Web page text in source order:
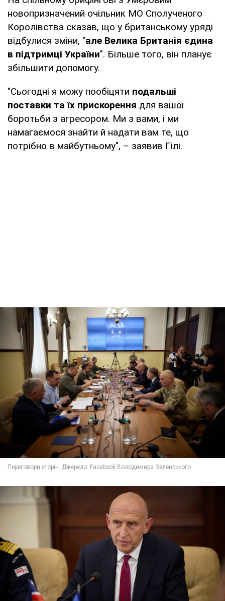
новопризначений очільник МО Сполученого
Королівства сказав, що у британському уряді
відбулися зміни, "але Велика Британія єдина
в підтримці України". Більше того, він планує
збільшити допомогу.
"Сьогодні я можу пообіцяти подальші
поставки та їх прискорення для вашої
боротьби з агресором. Ми з вами, і ми
намагаємося знайти й надати вам те, що
потрібно в майбутньому", – заявив Гілі.